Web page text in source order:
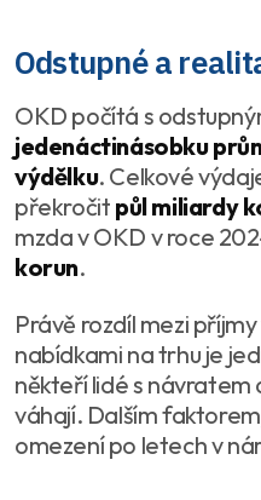
Odstupné a
OKD počítá s
jedenáctinásobku
výdělku. Celkové
překročit půl miliardy
mzda v OKD v roce
korun.
Právě rozdíl mezi
nabídkami na trhu je
někteří lidé s návratem
váhají. Dalším
omezení po letech v